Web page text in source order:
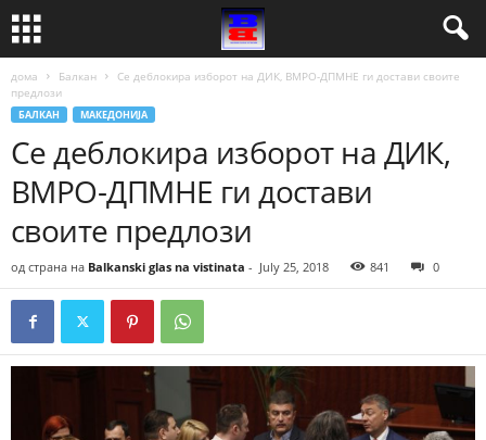
дома Балкан
Се деблокира изборот на ДИК, ВМРО-ДПМНЕ ги достави своите
предлози
БАЛКАН МАКЕДОНИЈА
Се деблокира изборот на ДИК,
ВМРО-ДПМНЕ ги достави
своите предлози
од страна на Balkanski glas na vistinata - July 25, 2018 841 0